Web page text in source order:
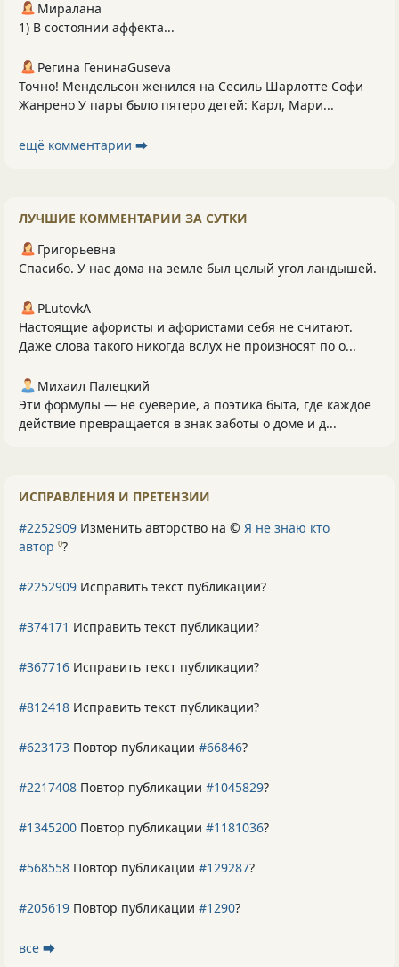
Миралана
1) В состоянии аффекта...
Регина ГенинаGuseva
Точно! Мендельсон женился на Сесиль Шарлотте Софи
Жанрено У пары было пятеро детей: Карл, Мари...
ещё комментарии ⮕
ЛУЧШИЕ КОММЕНТАРИИ ЗА СУТКИ
Григорьевна
Спасибо. У нас дома на земле был целый угол ландышей.
PLutоvkА
Настоящие афористы и афористами себя не считают.
Даже слова такого никогда вслух не произносят по о...
Михаил Палецкий
Эти формулы — не суеверие, а поэтика быта, где каждое
действие превращается в знак заботы о доме и д...
ИСПРАВЛЕНИЯ И ПРЕТЕНЗИИ
#2252909 Изменить авторство на © Я не знаю кто
автор 0?
#2252909 Исправить текст публикации?
#374171 Исправить текст публикации?
#367716 Исправить текст публикации?
#812418 Исправить текст публикации?
#623173 Повтор публикации #66846?
#2217408 Повтор публикации #1045829?
#1345200 Повтор публикации #1181036?
#568558 Повтор публикации #129287?
#205619 Повтор публикации #1290?
все ⮕